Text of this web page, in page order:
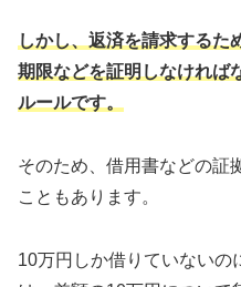
しかし、返済を請求するた
期限などを証明しなければ
ルールです。
そのため、借用書などの証
こともあります。
10万円しか借りていないの